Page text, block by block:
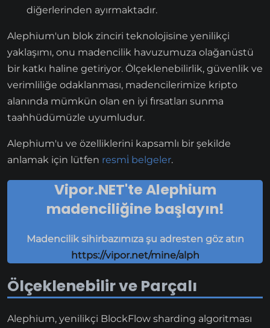
diğerlerinden ayırmaktadır.
Alephium'un blok zinciri teknolojisine yenilikçi
yaklaşımı, onu madencilik havuzumuza olağanüstü
bir katkı haline getiriyor. Ölçeklenebilirlik, güvenlik ve
verimliliğe odaklanması, madencilerimize kripto
alanında mümkün olan en iyi fırsatları sunma
taahhüdümüzle uyumludur.
Alephium'u ve özelliklerini kapsamlı bir şekilde
anlamak için lütfen resmi̇ belgeler.
Vipor.NET'te Alephium
madenciliğine başlayın!
Madencilik sihirbazımıza şu adresten göz atın
https://vipor.net/mine/alph
Ölçeklenebilir ve Parçalı
Alephium, yenilikçi BlockFlow sharding algoritması